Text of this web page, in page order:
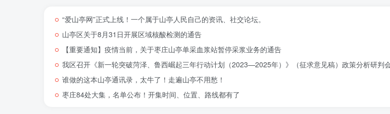
“爱山亭网”正式上线！一个属于山亭人民自己的资讯、社交论坛。
山亭区关于8月31日开展区域核酸检测的通告
【重要通知】疫情当前，关于枣庄山亭单采血浆站暂停采浆业务的通告
我区召开《新一轮突破菏泽、鲁西崛起三年行动计划（2023—2025年）》（征求意见稿）政策分析研判
谁做的这本山亭通讯录，太牛了！走遍山亭不用愁！
枣庄84处大集，名单公布！开集时间、位置、路线都有了